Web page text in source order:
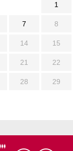
1
7 8
14 15
21 22
28 29